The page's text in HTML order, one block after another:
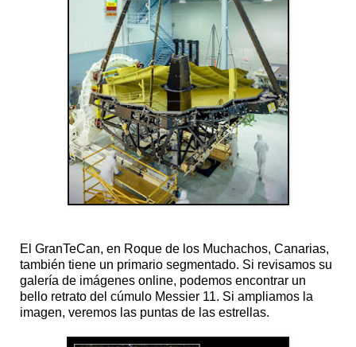
El GranTeCan, en Roque de los Muchachos, Canarias,
también tiene un primario segmentado. Si revisamos su
galería de imágenes online, podemos encontrar un
bello retrato del cúmulo Messier 11. Si ampliamos la
imagen, veremos las puntas de las estrellas.